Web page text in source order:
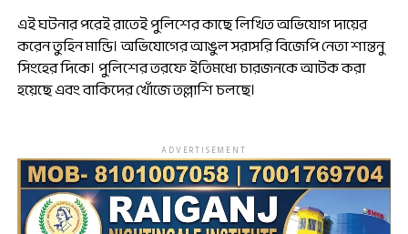
এই ঘটনার পরেই রাতেই পুলিশের কাছে লিখিত অভিযোগ দায়ের
করেন তুহিন মান্ডি। অভিযোগের আঙুল সরাসরি বিজেপি নেতা শান্তনু
সিংহের দিকে। পুলিশের তরফে ইতিমধ্যে চারজনকে আটক করা
হয়েছে এবং বাকিদের খোঁজে তল্লাশি চলছে।
ADVERTISEMENT